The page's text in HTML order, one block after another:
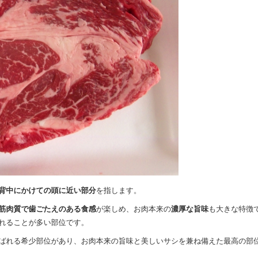
中にかけての頭に近い部分を指します。
肉質で歯ごたえのある食感が楽しめ、お肉本来の濃厚な旨味も大きな特徴
ることが多い部位です。
れる希少部位があり、お肉本来の旨味と美しいサシを兼ね備えた最高の部